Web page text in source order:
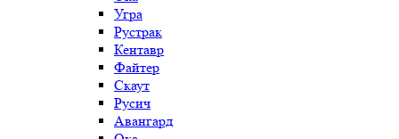
Угра
Рустрак
Кентавр
Файтер
Скаут
Русич
Авангард